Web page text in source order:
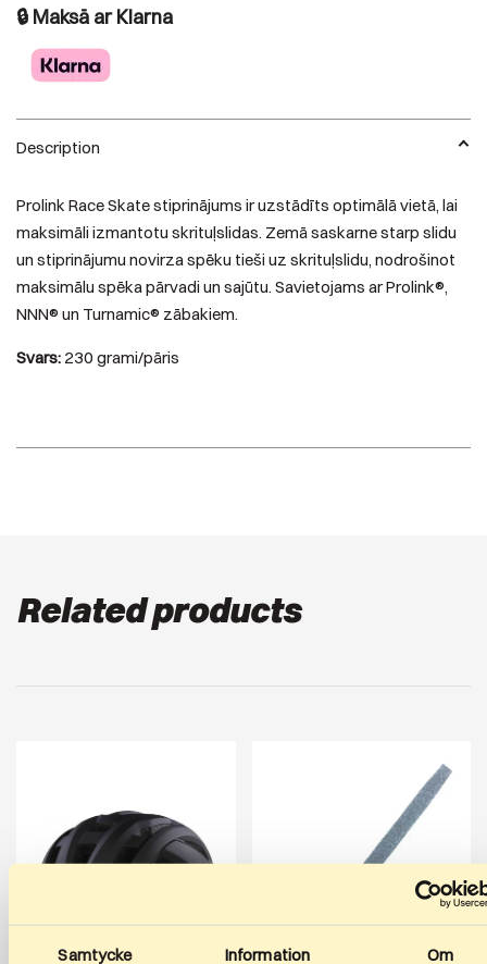
Samtycke Information Om
🔒 Maksā ar Klarna
Description
Prolink Race Skate stiprinājums ir uzstādīts optimālā vietā, lai
maksimāli izmantotu skrituļslidas. Zemā saskarne starp slidu
un stiprinājumu novirza spēku tieši uz skrituļslidu, nodrošinot
maksimālu spēka pārvadi un sajūtu. Savietojams ar Prolink®,
NNN® un Turnamic® zābakiem.
Svars: 230 grami/pāris
Related products